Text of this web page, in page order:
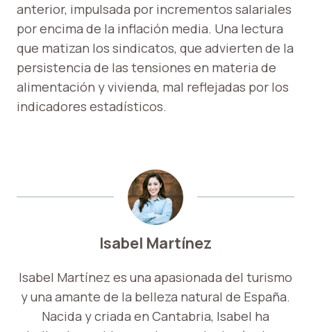
anterior, impulsada por incrementos salariales
por encima de la inflación media. Una lectura
que matizan los sindicatos, que advierten de la
persistencia de las tensiones en materia de
alimentación y vivienda, mal reflejadas por los
indicadores estadísticos.
Isabel Martínez
Isabel Martínez es una apasionada del turismo
y una amante de la belleza natural de España.
Nacida y criada en Cantabria, Isabel ha